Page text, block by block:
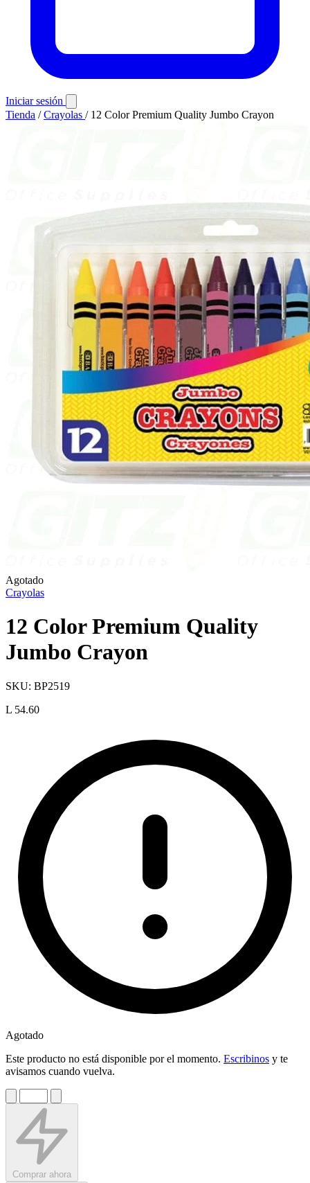
Iniciar sesión
Tienda / Crayolas / 12 Color Premium Quality Jumbo Crayon
Agotado
Crayolas
12 Color Premium Quality
Jumbo Crayon
SKU: BP2519
L 54.60
Agotado
Este producto no está disponible por el momento. Escribinos y te
avisamos cuando vuelva.
Comprar ahora